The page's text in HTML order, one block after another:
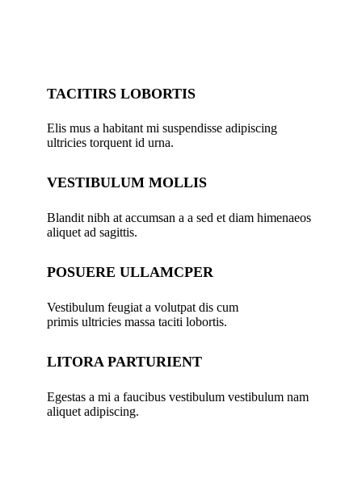
TACITIRS LOBORTIS
Elis mus a habitant mi suspendisse adipiscing
ultricies torquent id urna.
VESTIBULUM MOLLIS
Blandit nibh at accumsan a a sed et diam himenaeos
aliquet ad sagittis.
POSUERE ULLAMCPER
Vestibulum feugiat a volutpat dis cum
primis ultricies massa taciti lobortis.
LITORA PARTURIENT
Egestas a mi a faucibus vestibulum vestibulum nam
aliquet adipiscing.